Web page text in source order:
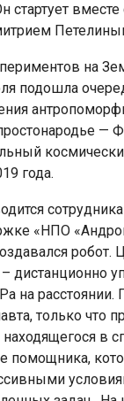
стартует
на
подошла
года.
«НПО
робот.
дистанционно
на расстоянии.
только что
находящегося в
помощника,